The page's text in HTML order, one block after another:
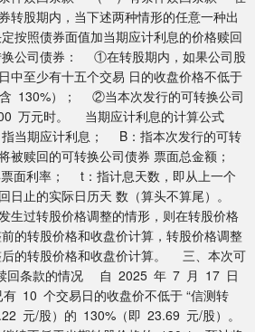
转股期内，当下述两种情形的任意一种出
按照债券面值加当期应计利息的价格赎回
换公司债券： ①在转股期内，如果公司股
中至少有十五个交易 日的收盘价格不低于
130%）； ②当本次发行的可转换公司
万元时。 当期应计利息的计算公式
当期应计利息； B：指本次发行的可转
被赎回的可转换公司债券 票面总金额；
面利率； t：指计息天数，即从上一个
日止的实际日历天 数（算头不算尾）。
生过转股价格调整的情形，则在转股价格
的转股价格和收盘价计算，转股价格调整
后的转股价格和收盘价计算。 三、本次可
赎回条款的情况 自 2025 年 7 月 17 日
10 个交易日的收盘价不低于 “信测转
元/股）的 130%（即 23.69 元/股）。